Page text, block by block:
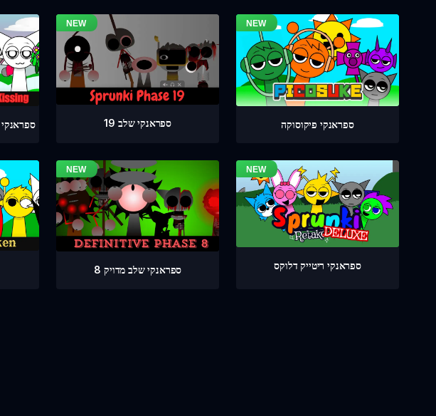
ספראנקי שלב 19 ספראנקי פיקוסוקה
ספראנקי שלב מדויק 8 ספראנקי ריטייק דלוקס